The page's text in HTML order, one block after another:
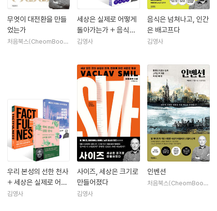
고, 인간은 배고프다』, 『사이즈, 세상은 크기로 만들어졌다』, 『세상은 실제
로 어떻게 돌아가는가』, 『숫자는 어떻게 진실을 말하는가』, 『에너지: 무엇
인가』 등 40여 권이 있습니다.
무엇이 대전환을 만들
었는가
처음북스(CheomBook
세상은 실제로 어떻게
돌아가는가 + 음식은
넘쳐나고, 인간은 배고
김영사
음식은 넘쳐나고, 인간
은 배고프다
김영사
우리 본성의 선한 천사
+ 세상은 실제로 어떻
게 돌아가는가 + 팩트
김영사
사이즈, 세상은 크기로
만들어졌다
김영사
인벤션
처음북스(CheomBook